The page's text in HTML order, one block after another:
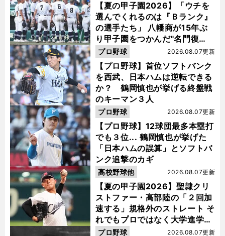
【夏の甲子園2026】「ウチを
選んでくれるのは『Ｂランク』
の選手たち」 八幡商が15年ぶ
り甲子園をつかんだ"名門復
活"の舞台裏
【プロ野球】首位ソフトバンク
を西武、日本ハムは逆転できる
か？ 鶴岡慎也が挙げる終盤戦
のキーマン３人
2026.08.07更新
プロ野球
【プロ野球】12球団最多本塁打
でも３位... 鶴岡慎也が挙げた
「日本ハムの誤算」とソフトバ
ンク追撃のカギ
2026.08.07更新
プロ野球
【夏の甲子園2026】聖隷クリ
ストファー・高部陸の「２回加
速する」規格外のストレート そ
れでもプロではなく大学進学を
選ぶ理由
2026.08.07更新
高校野球他
2026.08.07更新
プロ野球